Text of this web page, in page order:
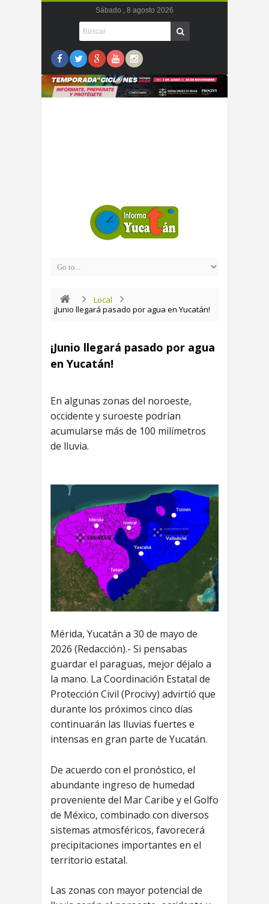
Sábado , 8 agosto 2026
Local
¡Junio llegará pasado por agua en Yucatán!
¡Junio llegará pasado por agua
en Yucatán!
En algunas zonas del noroeste,
occidente y suroeste podrían
acumularse más de 100 milímetros
de lluvia.
Mérida, Yucatán a 30 de mayo de
2026 (Redacción).- Si pensabas
guardar el paraguas, mejor déjalo a
la mano. La Coordinación Estatal de
Protección Civil (Procivy) advirtió que
durante los próximos cinco días
continuarán las lluvias fuertes e
intensas en gran parte de Yucatán.
De acuerdo con el pronóstico, el
abundante ingreso de humedad
proveniente del Mar Caribe y el Golfo
de México, combinado con diversos
sistemas atmosféricos, favorecerá
precipitaciones importantes en el
territorio estatal.
Las zonas con mayor potencial de